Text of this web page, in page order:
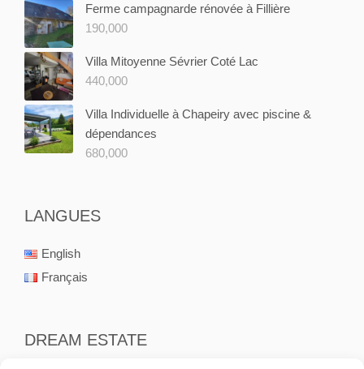
Ferme campagnarde rénovée à Fillière
190,000
Villa Mitoyenne Sévrier Coté Lac
440,000
Villa Individuelle à Chapeiry avec piscine &
dépendances
680,000
LANGUES
English
Français
DREAM ESTATE